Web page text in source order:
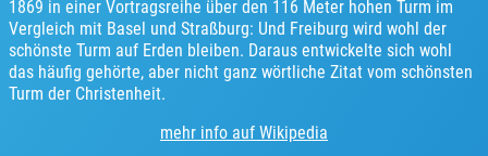
1869 in einer Vortragsreihe über den 116 Meter hohen Turm im
Vergleich mit Basel und Straßburg: Und Freiburg wird wohl der
schönste Turm auf Erden bleiben. Daraus entwickelte sich wohl
das häufig gehörte, aber nicht ganz wörtliche Zitat vom schönsten
Turm der Christenheit.
mehr info auf Wikipedia